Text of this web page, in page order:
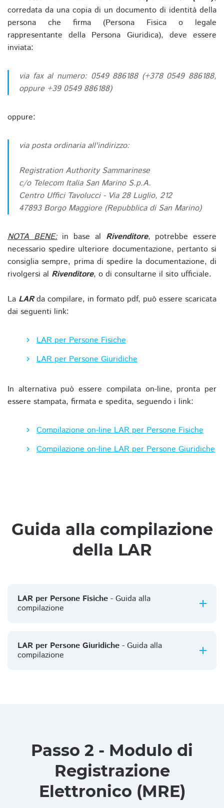
corredata da una copia di un documento di identità della
persona che firma (Persona Fisica o legale
rappresentante della Persona Giuridica), deve essere
inviata:
via fax al numero: 0549 886188 (+378 0549 886188,
oppure +39 0549 886188)
oppure:
via posta ordinaria all'indirizzo:
Registration Authority Sammarinese
c/o Telecom Italia San Marino S.p.A.
Centro Uffici Tavolucci - Via 28 Luglio, 212
47893 Borgo Maggiore (Repubblica di San Marino)
NOTA BENE:in base al Rivenditore, potrebbe essere
necessario spedire ulteriore documentazione, pertanto si
consiglia sempre, prima di spedire la documentazione, di
rivolgersi al Rivenditore, o di consultarne il sito ufficiale.
La LARda compilare, in formato pdf, può essere scaricata
dai seguenti link:
LAR per Persone Fisiche
LAR per Persone Giuridiche
In alternativa può essere compilata on-line, pronta per
essere stampata, firmata e spedita, seguendo i link:
Compilazione on-line LAR per Persone Fisiche
Compilazione on-line LAR per Persone Giuridiche
Guida alla compilazione
della LAR
LAR per Persone Fisiche - Guida alla
compilazione
LAR per Persone Giuridiche - Guida alla
compilazione
Passo 2 - Modulo di
Registrazione
Elettronico (MRE)